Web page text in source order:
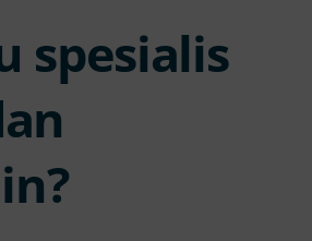
spesialis